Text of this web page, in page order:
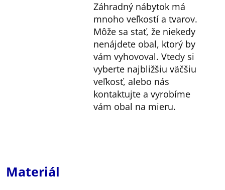
Záhradný nábytok má
mnoho veľkostí a tvarov.
Môže sa stať, že niekedy
nenájdete obal, ktorý by
vám vyhovoval. Vtedy si
vyberte najbližšiu väčšiu
veľkosť, alebo nás
kontaktujte a vyrobíme
vám obal na mieru.
Materiál